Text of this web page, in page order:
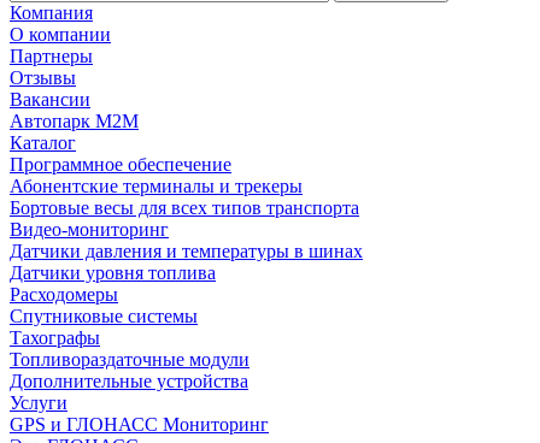
Компания
О компании
Партнеры
Отзывы
Вакансии
Автопарк М2М
Каталог
Программное обеспечение
Абонентские терминалы и трекеры
Бортовые весы для всех типов транспорта
Видео-мониторинг
Датчики давления и температуры в шинах
Датчики уровня топлива
Расходомеры
Спутниковые системы
Тахографы
Топливораздаточные модули
Дополнительные устройства
Услуги
GPS и ГЛОНАСС Мониторинг